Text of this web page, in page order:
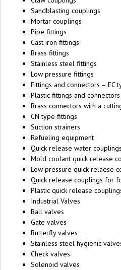
Sandblasting couplings
Mortar couplings
Pipe fittings
Cast iron fittings
Brass fittings
Stainless steel fittings
Low pressure fittings
Fittings and connectors – EC
Plastic fittings and connectors
Brass connectors with a
CN type fittings
Suction strainers
Refueling equipment
Quick release water couplings
Mold coolant quick release
Low pressure quick relaese
Quick release couplings for
Plastic quick release
Industrial Valves
Ball valves
Gate valves
Butterfly valves
Stainless steel hygienic
Check valves
Solenoid valves